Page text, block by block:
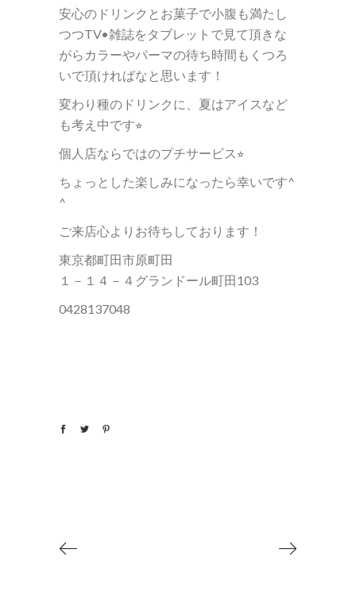
安心のドリンクとお菓子で小腹も満たし
つつTV•雑誌をタブレットで見て頂きな
がら カラーやパーマの待ち時間もくつろ
いで頂ければなと思います！
変わり種のドリンクに、夏はアイスなど
も考え中です⭐︎
個人店ならではのプチサービス⭐︎
ちょっとした楽しみになったら幸いです^
^
ご来店心よりお待ちしております！
東京都町田市原町田
１－１４－４グランドール町田103
0428137048